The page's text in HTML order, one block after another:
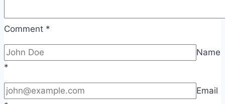
Comment *
Name
*
Email